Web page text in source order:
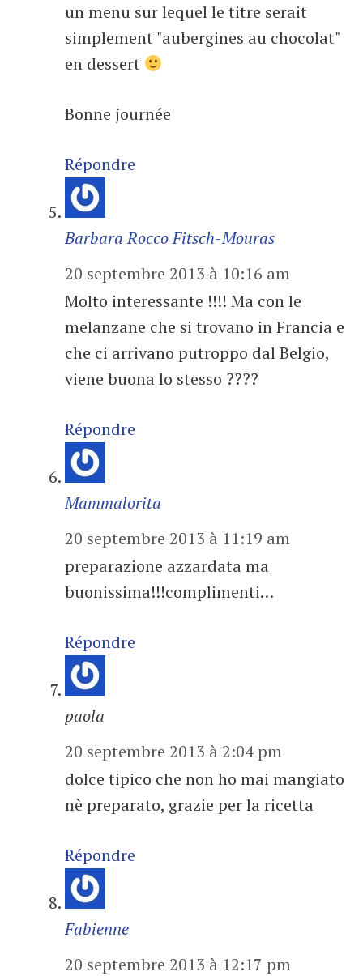
un menu sur lequel le titre serait
simplement "aubergines au chocolat"
en dessert
Bonne journée
Répondre
Barbara Rocco Fitsch-Mouras
20 septembre 2013 à 10:16 am
Molto interessante !!!! Ma con le
melanzane che si trovano in Francia e
che ci arrivano putroppo dal Belgio,
viene buona lo stesso ????
Répondre
Mammalorita
20 septembre 2013 à 11:19 am
preparazione azzardata ma
buonissima!!!complimenti…
Répondre
paola
20 septembre 2013 à 2:04 pm
dolce tipico che non ho mai mangiato
nè preparato, grazie per la ricetta
Répondre
Fabienne
20 septembre 2013 à 12:17 pm